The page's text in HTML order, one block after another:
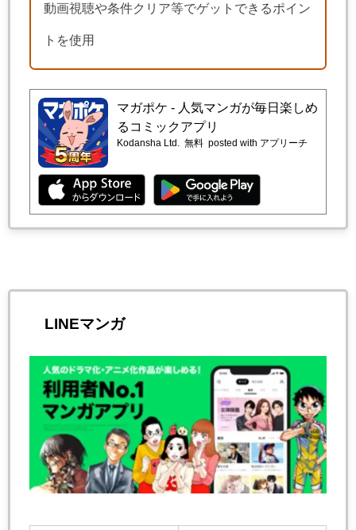
動画視聴や条件クリア等でゲットできるポイン
トを使用
マガポケ - 人気マンガが毎日楽しめ
るコミックアプリ
Kodansha Ltd. 無料 posted with アプリーチ
LINEマンガ